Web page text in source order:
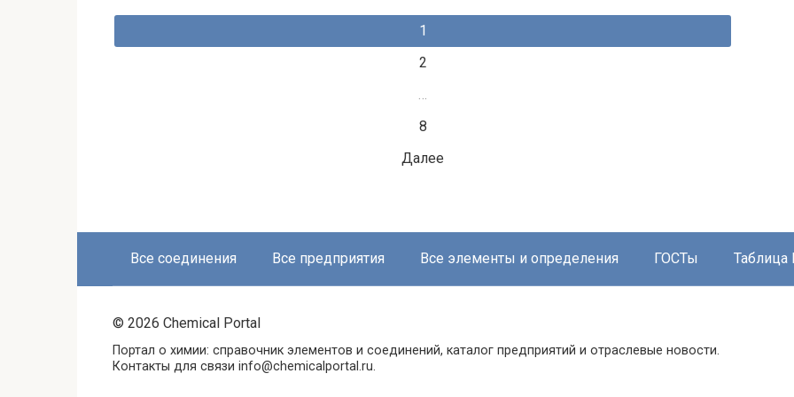
по
1
2
…
8
Далее
Все соединения Все предприятия Все элементы и определения ГОСТы
© 2026 Chemical Portal
Портал о химии: справочник элементов и соединений, каталог предприятий и отраслевые новости.
Контакты для связи info@chemicalportal.ru.